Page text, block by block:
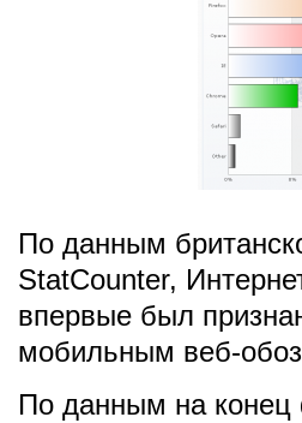
По данным
StatCounter,
впервые был
мобильным веб-
По данным на конец